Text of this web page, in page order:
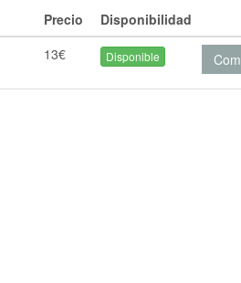
Precio
Disponibilidad
13€ Disponible